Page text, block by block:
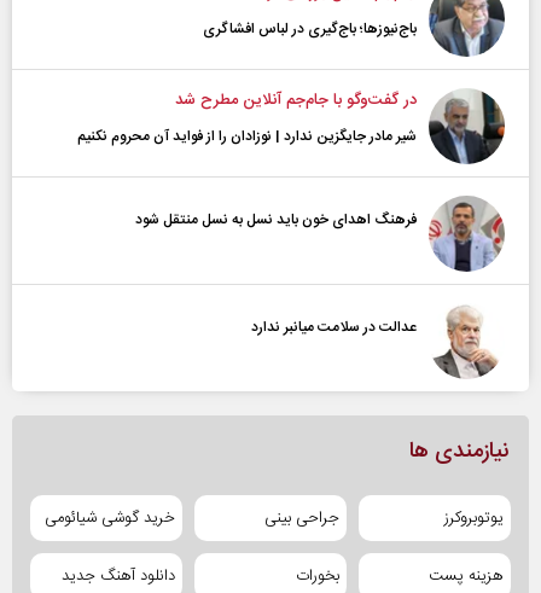
باج‌نیوزها؛ باج‌گیری در لباس افشاگری
در گفت‌و‌گو با جام‌جم آنلاین مطرح شد
شیر مادر جایگزین ندارد | نوزادان را از فواید آن محروم نکنیم
فرهنگ اهدای خون باید نسل به نسل منتقل شود
عدالت در سلامت میانبر ندارد
نیازمندی ها
یوتوبروکرز جراحی بینی خرید گوشی شیائومی
هزینه پست بخورات دانلود آهنگ جدید